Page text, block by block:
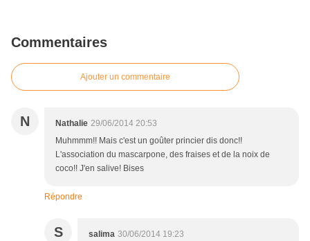
Commentaires
Ajouter un commentaire
N Nathalie 29/06/2014 20:53
Muhmmm!! Mais c'est un goûter princier dis donc!!
L'association du mascarpone, des fraises et de la noix de
coco!! J'en salive! Bises
Répondre
S salima 30/06/2014 19:23